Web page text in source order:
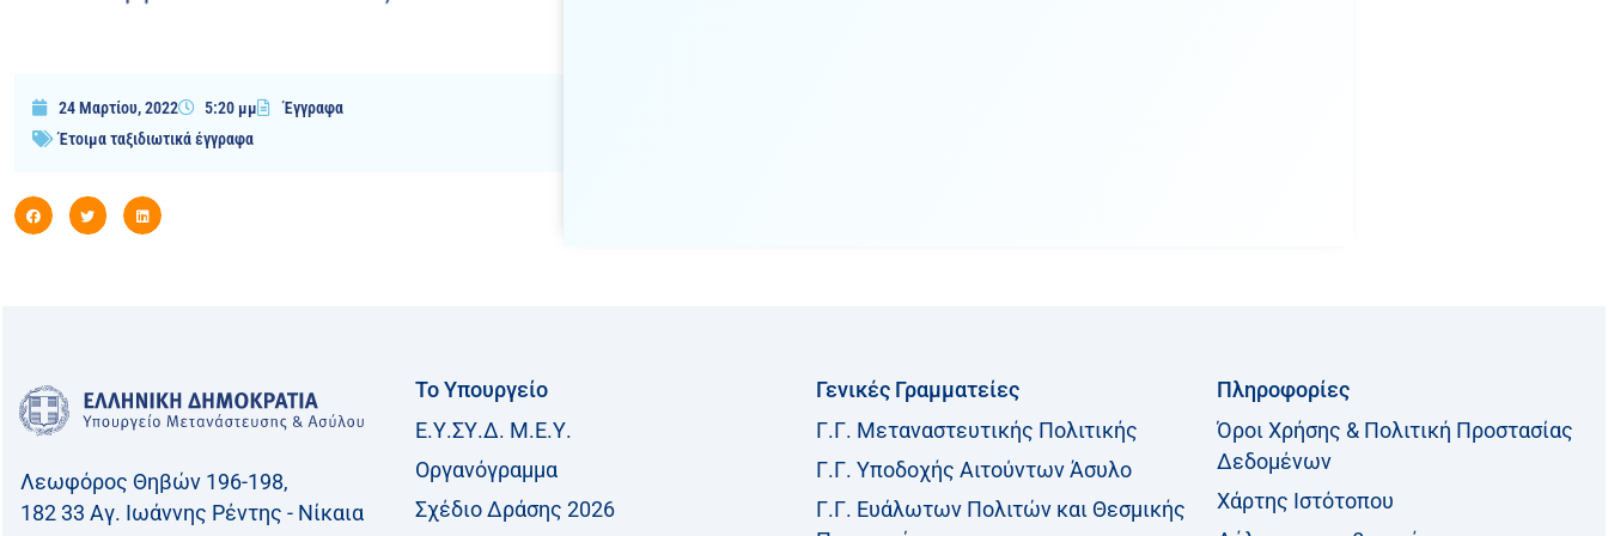
24 Μαρτίου, 2022 5:20 μμ
Έγγραφα
Έτοιμα ταξιδιωτικά έγγραφα
Λεωφόρος Θηβών 196-198,
182 33 Aγ. Ιωάννης Ρέντης - Νίκαια
Το Υπουργείο
Ε.Υ.ΣΥ.Δ. Μ.Ε.Υ.
Οργανόγραμμα
Σχέδιο Δράσης 2026
Γενικές Γραμματείες
Γ.Γ. Μεταναστευτικής Πολιτικής
Γ.Γ. Υποδοχής Αιτούντων Άσυλο
Γ.Γ. Ευάλωτων Πολιτών και Θεσμικής
Πληροφορίες
Όροι Χρήσης & Πολιτική Προστασίας
Δεδομένων
Χάρτης Ιστότοπου